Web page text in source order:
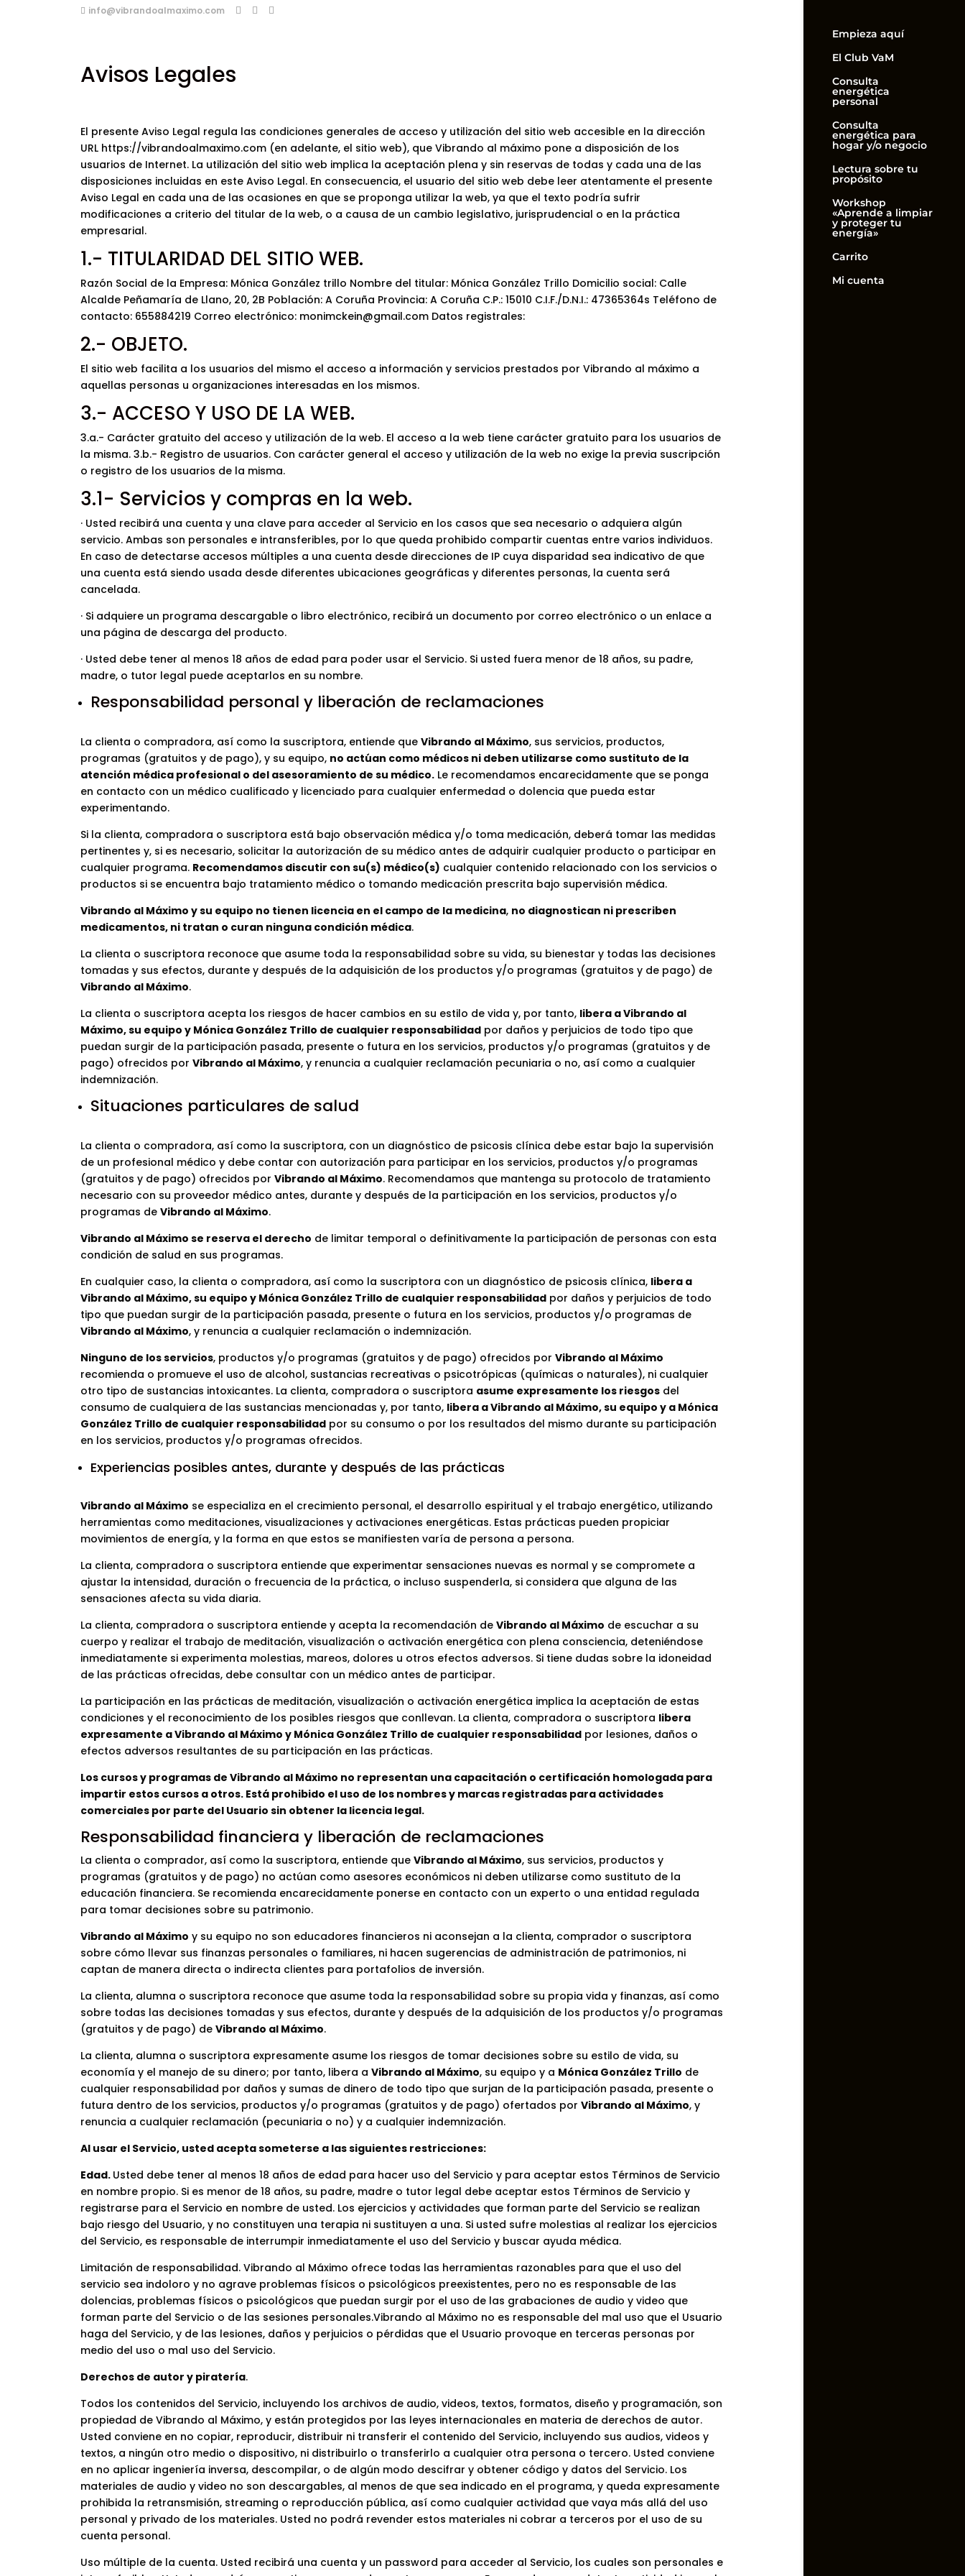
info@vibrandoalmaximo.com
Empieza aquí
El Club VaM
Consulta
energética
personal
Consulta
energética para
hogar y/o negocio
Lectura sobre tu
propósito
Workshop
«Aprende a limpiar
y proteger tu
energía»
Carrito
Mi cuenta
Avisos Legales
El presente Aviso Legal regula las condiciones generales de acceso y utilización del sitio web accesible en la dirección
URL https://vibrandoalmaximo.com (en adelante, el sitio web), que Vibrando al máximo pone a disposición de los
usuarios de Internet. La utilización del sitio web implica la aceptación plena y sin reservas de todas y cada una de las
disposiciones incluidas en este Aviso Legal. En consecuencia, el usuario del sitio web debe leer atentamente el presente
Aviso Legal en cada una de las ocasiones en que se proponga utilizar la web, ya que el texto podría sufrir
modificaciones a criterio del titular de la web, o a causa de un cambio legislativo, jurisprudencial o en la práctica
empresarial.
1.- TITULARIDAD DEL SITIO WEB.
Razón Social de la Empresa: Mónica González trillo Nombre del titular: Mónica González Trillo Domicilio social: Calle
Alcalde Peñamaría de Llano, 20, 2B Población: A Coruña Provincia: A Coruña C.P.: 15010 C.I.F./D.N.I.: 47365364s Teléfono de
contacto: 655884219 Correo electrónico: monimckein@gmail.com Datos registrales:
2.- OBJETO.
El sitio web facilita a los usuarios del mismo el acceso a información y servicios prestados por Vibrando al máximo a
aquellas personas u organizaciones interesadas en los mismos.
3.- ACCESO Y USO DE LA WEB.
3.a.- Carácter gratuito del acceso y utilización de la web. El acceso a la web tiene carácter gratuito para los usuarios de
la misma. 3.b.- Registro de usuarios. Con carácter general el acceso y utilización de la web no exige la previa suscripción
o registro de los usuarios de la misma.
3.1- Servicios y compras en la web.
·Usted recibirá una cuenta y una clave para acceder al Servicio en los casos que sea necesario o adquiera algún
servicio. Ambas son personales e intransferibles, por lo que queda prohibido compartir cuentas entre varios individuos.
En caso de detectarse accesos múltiples a una cuenta desde direcciones de IP cuya disparidad sea indicativo de que
una cuenta está siendo usada desde diferentes ubicaciones geográficas y diferentes personas, la cuenta será
cancelada.
· Si adquiere un programa descargable o libro electrónico, recibirá un documento por correo electrónico o un enlace a
una página de descarga del producto.
· Usted debe tener al menos 18 años de edad para poder usar el Servicio. Si usted fuera menor de 18 años, su padre,
madre, o tutor legal puede aceptarlos en su nombre.
Responsabilidad personal y liberación de reclamaciones
La clienta o compradora, así como la suscriptora, entiende que Vibrando al Máximo, sus servicios, productos,
programas (gratuitos y de pago), y su equipo, no actúan como médicos ni deben utilizarse como sustituto de la
atención médica profesional o del asesoramiento de su médico.Le recomendamos encarecidamente que se ponga
en contacto con un médico cualificado y licenciado para cualquier enfermedad o dolencia que pueda estar
experimentando.
Si la clienta, compradora o suscriptora está bajo observación médica y/o toma medicación, deberá tomar las medidas
pertinentes y, si es necesario, solicitar la autorización de su médico antes de adquirir cualquier producto o participar en
cualquier programa. Recomendamos discutir con su(s) médico(s) cualquier contenido relacionado con los servicios o
productos si se encuentra bajo tratamiento médico o tomando medicación prescrita bajo supervisión médica.
Vibrando al Máximo y su equipo no tienen licencia en el campo de la medicina, no diagnostican ni prescriben
medicamentos, ni tratan o curan ninguna condición médica.
La clienta o suscriptora reconoce que asume toda la responsabilidad sobre su vida, su bienestar y todas las decisiones
tomadas y sus efectos, durante y después de la adquisición de los productos y/o programas (gratuitos y de pago) de
Vibrando al Máximo.
La clienta o suscriptora acepta los riesgos de hacer cambios en su estilo de vida y, por tanto, libera a Vibrando al
Máximo, su equipo y Mónica González Trillo de cualquier responsabilidadpor daños y perjuicios de todo tipo que
puedan surgir de la participación pasada, presente o futura en los servicios, productos y/o programas (gratuitos y de
pago) ofrecidos por Vibrando al Máximo, y renuncia a cualquier reclamación pecuniaria o no, así como a cualquier
indemnización.
Situaciones particulares de salud
La clienta o compradora, así como la suscriptora, con un diagnóstico de psicosis clínica debe estar bajo la supervisión
de un profesional médico y debe contar con autorización para participar en los servicios, productos y/o programas
(gratuitos y de pago) ofrecidos por Vibrando al Máximo. Recomendamos que mantenga su protocolo de tratamiento
necesario con su proveedor médico antes, durante y después de la participación en los servicios, productos y/o
programas de Vibrando al Máximo.
Vibrando al Máximo se reserva el derecho de limitar temporal o definitivamente la participación de personas con esta
condición de salud en sus programas.
En cualquier caso, la clienta o compradora, así como la suscriptora con un diagnóstico de psicosis clínica, libera a
Vibrando al Máximo, su equipo y Mónica González Trillo de cualquier responsabilidadpor daños y perjuicios de todo
tipo que puedan surgir de la participación pasada, presente o futura en los servicios, productos y/o programas de
Vibrando al Máximo, y renuncia a cualquier reclamación o indemnización.
Ninguno de los servicios, productos y/o programas (gratuitos y de pago) ofrecidos por Vibrando al Máximo
recomienda o promueve el uso de alcohol, sustancias recreativas o psicotrópicas (químicas o naturales), ni cualquier
otro tipo de sustancias intoxicantes. La clienta, compradora o suscriptora asume expresamente los riesgosdel
consumo de cualquiera de las sustancias mencionadas y, por tanto, libera a Vibrando al Máximo, su equipo y a Mónica
González Trillo de cualquier responsabilidadpor su consumo o por los resultados del mismo durante su participación
en los servicios, productos y/o programas ofrecidos.
Experiencias posibles antes, durante y después de las prácticas
Vibrando al Máximo se especializa en el crecimiento personal, el desarrollo espiritual y el trabajo energético, utilizando
herramientas como meditaciones, visualizaciones y activaciones energéticas. Estas prácticas pueden propiciar
movimientos de energía, y la forma en que estos se manifiesten varía de persona a persona.
La clienta, compradora o suscriptora entiende que experimentar sensaciones nuevas es normal y se compromete a
ajustar la intensidad, duración o frecuencia de la práctica, o incluso suspenderla, si considera que alguna de las
sensaciones afecta su vida diaria.
La clienta, compradora o suscriptora entiende y acepta la recomendación de Vibrando al Máximo de escuchar a su
cuerpo y realizar el trabajo de meditación, visualización o activación energética con plena consciencia, deteniéndose
inmediatamente si experimenta molestias, mareos, dolores u otros efectos adversos. Si tiene dudas sobre la idoneidad
de las prácticas ofrecidas, debe consultar con un médico antes de participar.
La participación en las prácticas de meditación, visualización o activación energética implica la aceptación de estas
condiciones y el reconocimiento de los posibles riesgos que conllevan. La clienta, compradora o suscriptora libera
expresamente a Vibrando al Máximo y Mónica González Trillo de cualquier responsabilidadpor lesiones, daños o
efectos adversos resultantes de su participación en las prácticas.
Los cursos y programas de Vibrando al Máximo no representan una capacitación o certificación homologada para
impartir estos cursos a otros. Está prohibido el uso de los nombres y marcas registradas para actividades
comerciales por parte del Usuario sin obtener la licencia legal.
Responsabilidad financiera y liberación de reclamaciones
La clienta o comprador, así como la suscriptora, entiende que Vibrando al Máximo, sus servicios, productos y
programas (gratuitos y de pago) no actúan como asesores económicos ni deben utilizarse como sustituto de la
educación financiera. Se recomienda encarecidamente ponerse en contacto con un experto o una entidad regulada
para tomar decisiones sobre su patrimonio.
Vibrando al Máximo y su equipo no son educadores financieros ni aconsejan a la clienta, comprador o suscriptora
sobre cómo llevar sus finanzas personales o familiares, ni hacen sugerencias de administración de patrimonios, ni
captan de manera directa o indirecta clientes para portafolios de inversión.
La clienta, alumna o suscriptora reconoce que asume toda la responsabilidad sobre su propia vida y finanzas, así como
sobre todas las decisiones tomadas y sus efectos, durante y después de la adquisición de los productos y/o programas
(gratuitos y de pago) de Vibrando al Máximo.
La clienta, alumna o suscriptora expresamente asume los riesgos de tomar decisiones sobre su estilo de vida, su
economía y el manejo de su dinero; por tanto, libera a Vibrando al Máximo, su equipo y a Mónica González Trillo de
cualquier responsabilidad por daños y sumas de dinero de todo tipo que surjan de la participación pasada, presente o
futura dentro de los servicios, productos y/o programas (gratuitos y de pago) ofertados por Vibrando al Máximo, y
renuncia a cualquier reclamación (pecuniaria o no) y a cualquier indemnización.
Al usar el Servicio, usted acepta someterse a las siguientes restricciones:
Edad. Usted debe tener al menos 18 años de edad para hacer uso del Servicio y para aceptar estos Términos de Servicio
en nombre propio. Si es menor de 18 años, su padre, madre o tutor legal debe aceptar estos Términos de Servicio y
registrarse para el Servicio en nombre de usted. Los ejercicios y actividades que forman parte del Servicio se realizan
bajo riesgo del Usuario, y no constituyen una terapia ni sustituyen a una. Si usted sufre molestias al realizar los ejercicios
del Servicio, es responsable de interrumpir inmediatamente el uso del Servicio y buscar ayuda médica.
Limitación de responsabilidad. Vibrando al Máximo ofrece todas las herramientas razonables para que el uso del
servicio sea indoloro y no agrave problemas físicos o psicológicos preexistentes, pero no es responsable de las
dolencias, problemas físicos o psicológicos que puedan surgir por el uso de las grabaciones de audio y video que
forman parte del Servicio o de las sesiones personales.Vibrando al Máximo no es responsable del mal uso que el Usuario
haga del Servicio, y de las lesiones, daños y perjuicios o pérdidas que el Usuario provoque en terceras personas por
medio del uso o mal uso del Servicio.
Derechos de autor y piratería.
Todos los contenidos del Servicio, incluyendo los archivos de audio, videos, textos, formatos, diseño y programación, son
propiedad de Vibrando al Máximo, y están protegidos por las leyes internacionales en materia de derechos de autor.
Usted conviene en no copiar, reproducir, distribuir ni transferir el contenido del Servicio, incluyendo sus audios, videos y
textos, a ningún otro medio o dispositivo, ni distribuirlo o transferirlo a cualquier otra persona o tercero. Usted conviene
en no aplicar ingeniería inversa, descompilar, o de algún modo descifrar y obtener código y datos del Servicio. Los
materiales de audio y video no son descargables, al menos de que sea indicado en el programa, y queda expresamente
prohibida la retransmisión, streaming o reproducción pública, así como cualquier actividad que vaya más allá del uso
personal y privado de los materiales. Usted no podrá revender estos materiales ni cobrar a terceros por el uso de su
cuenta personal.
Uso múltiple de la cuenta. Usted recibirá una cuenta y un password para acceder al Servicio, los cuales son personales e